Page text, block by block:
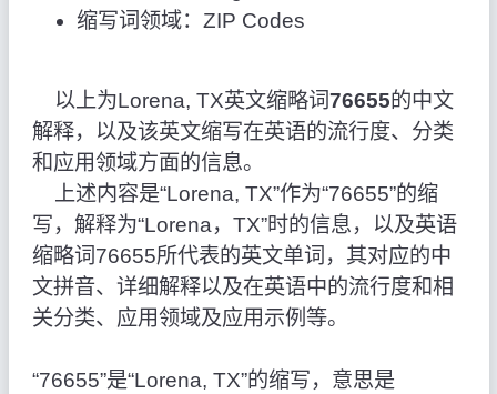
缩写词领域：ZIP Codes
以上为Lorena, TX英文缩略词76655的中文
解释，以及该英文缩写在英语的流行度、分类
和应用领域方面的信息。
上述内容是“Lorena, TX”作为“76655”的缩
写，解释为“Lorena，TX”时的信息，以及英语
缩略词76655所代表的英文单词，其对应的中
文拼音、详细解释以及在英语中的流行度和相
关分类、应用领域及应用示例等。
“76655”是“Lorena, TX”的缩写，意思是